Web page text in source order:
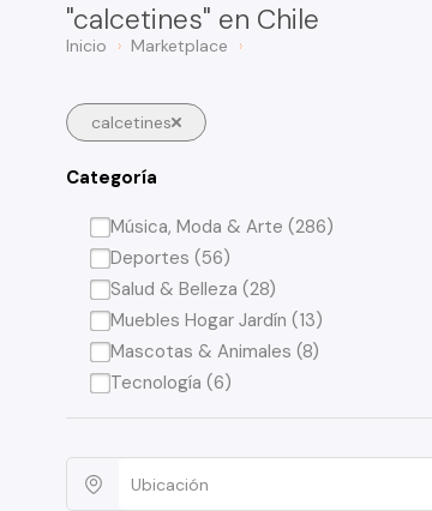
"calcetines" en Chile
Inicio Marketplace
calcetines
Categoría
Música, Moda & Arte (286)
Deportes (56)
Salud & Belleza (28)
Muebles Hogar Jardín (13)
Mascotas & Animales (8)
Tecnología (6)